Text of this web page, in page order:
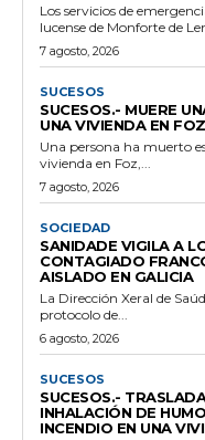
Los servicios de
lucense de Monforte de
7 agosto, 2026
SUCESOS
SUCESOS.- MUERE
UNA VIVIENDA EN
Una persona ha muerto
vivienda en Foz,...
7 agosto, 2026
SOCIEDAD
SANIDADE VIGILA A
CONTAGIADO
AISLADO EN GALICIA
La Dirección Xeral de
protocolo de...
6 agosto, 2026
SUCESOS
SUCESOS.-
INHALACIÓN DE
INCENDIO EN UNA